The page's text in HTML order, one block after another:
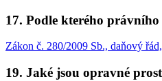
17. Podle kterého
Zákon č. 280/2009 Sb., daňový
19. Jaké jsou opravné